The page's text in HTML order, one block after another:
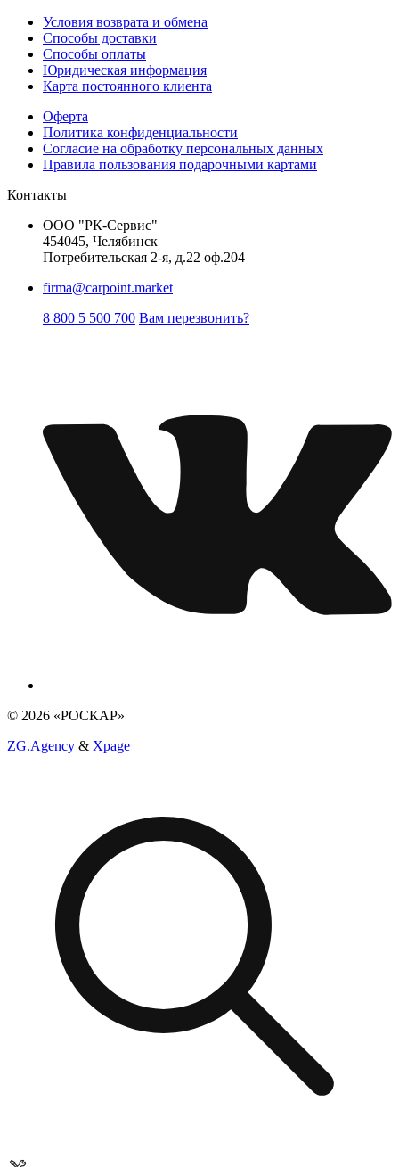
Условия возврата и обмена
Способы доставки
Способы оплаты
Юридическая информация
Карта постоянного клиента
Оферта
Политика конфиденциальности
Согласие на обработку персональных данных
Правила пользования подарочными картами
Контакты
ООО "РК-Сервис"
454045, Челябинск
Потребительская 2-я, д.22 оф.204
firma@carpoint.market
8 800 5 500 700 Вам перезвонить?
© 2026 «РОСКАР»
ZG.Agency & Xpage